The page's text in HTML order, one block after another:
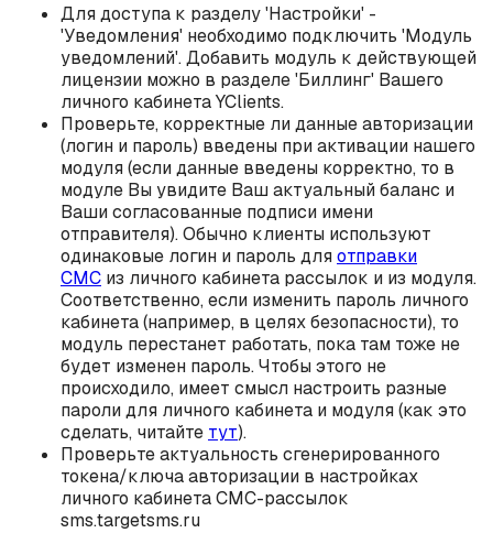
Для доступа к разделу 'Настройки' -
'Уведомления' необходимо подключить 'Модуль
уведомлений'. Добавить модуль к действующей
лицензии можно в разделе 'Биллинг' Вашего
личного кабинета YClients.
Проверьте, корректные ли данные авторизации
(логин и пароль) введены при активации нашего
модуля (если данные введены корректно, то в
модуле Вы увидите Ваш актуальный баланс и
Ваши согласованные подписи имени
отправителя). Обычно клиенты используют
одинаковые логин и пароль дляотправки
СМС из личного кабинета рассылок и из модуля.
Соответственно, если изменить пароль личного
кабинета (например, в целях безопасности), то
модуль перестанет работать, пока там тоже не
будет изменен пароль. Чтобы этого не
происходило, имеет смысл настроить разные
пароли для личного кабинета и модуля (как это
сделать, читайте тут).
Проверьте актуальность сгенерированного
токена/ключа авторизации в настройках
личного кабинета СМС-рассылок
sms.targetsms.ru